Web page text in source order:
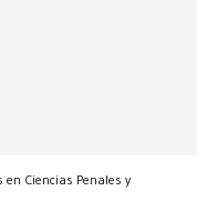
en Ciencias Penales y